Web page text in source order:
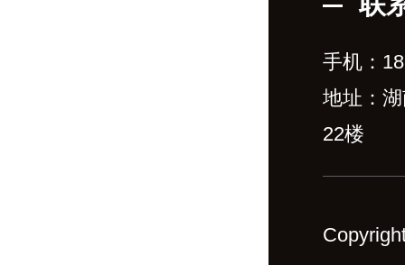
手机：
地址：
22楼